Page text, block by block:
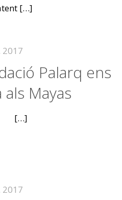
[…]
2017
Palarq ens
Mayas
[…]
2017